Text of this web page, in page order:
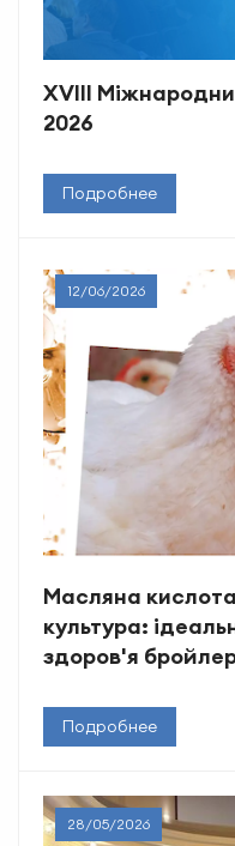
XVlll
2026
Подробнее
12/06/2026
Масляна
культура:
здоров'я
Подробнее
28/05/2026